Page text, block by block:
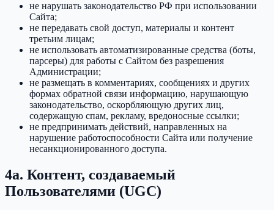
не нарушать законодательство РФ при использовании
Сайта;
не передавать свой доступ, материалы и контент
третьим лицам;
не использовать автоматизированные средства (боты,
парсеры) для работы с Сайтом без разрешения
Администрации;
не размещать в комментариях, сообщениях и других
формах обратной связи информацию, нарушающую
законодательство, оскорбляющую других лиц,
содержащую спам, рекламу, вредоносные ссылки;
не предпринимать действий, направленных на
нарушение работоспособности Сайта или получение
несанкционированного доступа.
4a. Контент, создаваемый
Пользователями (UGC)